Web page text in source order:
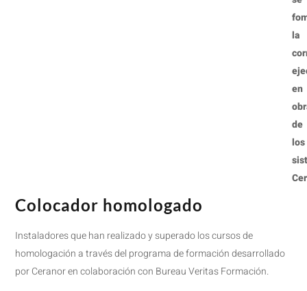
la
en
de
los
Colocador homologado
Instaladores que han realizado y superado los cursos de
homologación a través del programa de formación desarrollado
por Ceranor en colaboración con Bureau Veritas Formación.